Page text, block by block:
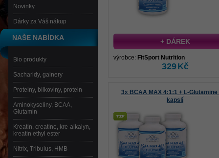
+ DÁREK
výrobce: FitSport Nutrition
329Kč
3x BCAA MAX 4:1:1 + L-Glutamine
kapslí
Novinky
Dárky za Váš nákup
NAŠE NABÍDKA
Bio produkty
Sacharidy, gainery
Proteiny, bílkoviny, protein
Aminokyseliny, BCAA,
Glutamin
Kreatin, creatine, kre-alkalyn,
kreatin ethyl ester
Nitrix, Tribulus, HMB